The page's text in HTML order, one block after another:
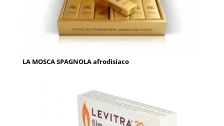
LA MOSCA SPAGNOLA afrodisiaco